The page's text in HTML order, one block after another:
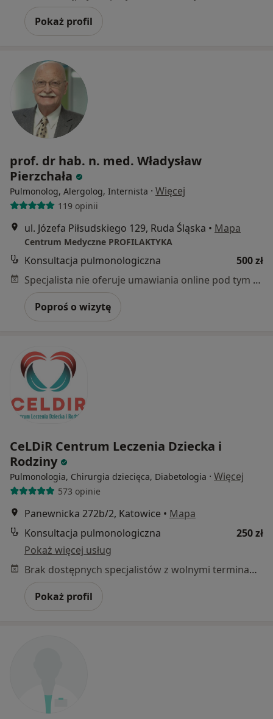
Pokaż profil
prof. dr hab. n. med. Władysław
Pierzchała
Pulmonolog, Alergolog, Internista · Więcej
119 opinii
ul. Józefa Piłsudskiego 129, Ruda Śląska • Mapa
Centrum Medyczne PROFILAKTYKA
Konsultacja pulmonologiczna
500 zł
Specjalista nie oferuje umawiania online pod tym adresem.
Poproś o wizytę
CeLDiR Centrum Leczenia Dziecka i
Rodziny
Pulmonologia, Chirurgia dziecięca, Diabetologia · Więcej
573 opinie
Panewnicka 272b/2, Katowice • Mapa
Konsultacja pulmonologiczna
250 zł
Pokaż więcej usług
Brak dostępnych specjalistów z wolnymi terminami w tym centrum medycznym.
Pokaż profil